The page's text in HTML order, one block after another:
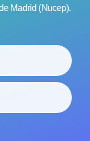
Madrid (Nucep).